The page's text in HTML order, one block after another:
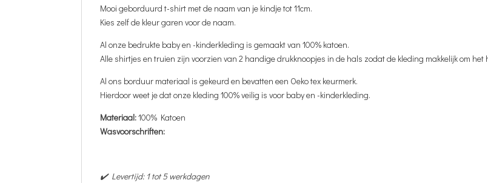
Mooi geborduurd t-shirt met de naam van je kindje tot 11cm.
Kies zelf de kleur garen voor de naam.
Al onze bedrukte baby en -kinderkleding is gemaakt van 100% katoen.
Alle shirtjes en truien zijn voorzien van 2 handige drukknoopjes in de hals zodat de kleding makkelijk om het
Al ons borduur materiaal is gekeurd en bevatten een Oeko tex keurmerk.
Hierdoor weet je dat onze kleding 100% veilig is voor baby en -kinderkleding.
Materiaal:100% Katoen
Wasvoorschriften:
✔️ Levertijd: 1 tot 5 werkdagen